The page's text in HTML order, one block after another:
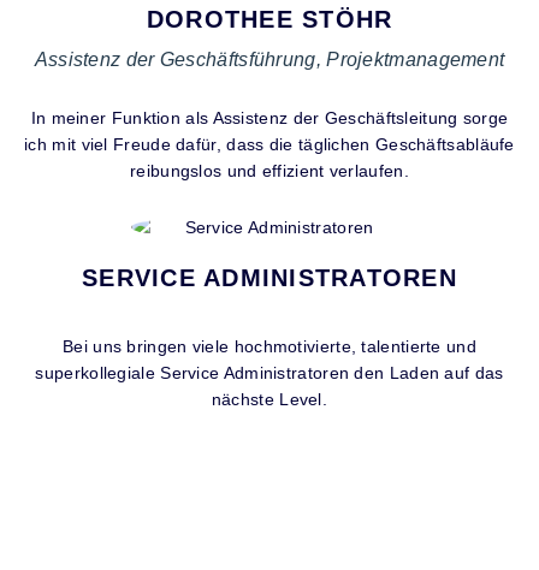
DOROTHEE STÖHR
Assistenz der Geschäftsführung, Projektmanagement
In meiner Funktion als Assistenz der Geschäftsleitung sorge
ich mit viel Freude dafür, dass die täglichen Geschäftsabläufe
reibungslos und effizient verlaufen.
SERVICE ADMINISTRATOREN
Bei uns bringen viele hochmotivierte, talentierte und
superkollegiale Service Administratoren den Laden auf das
nächste Level.